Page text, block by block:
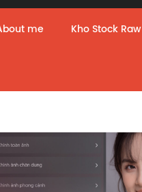
me Kho Stock Raw